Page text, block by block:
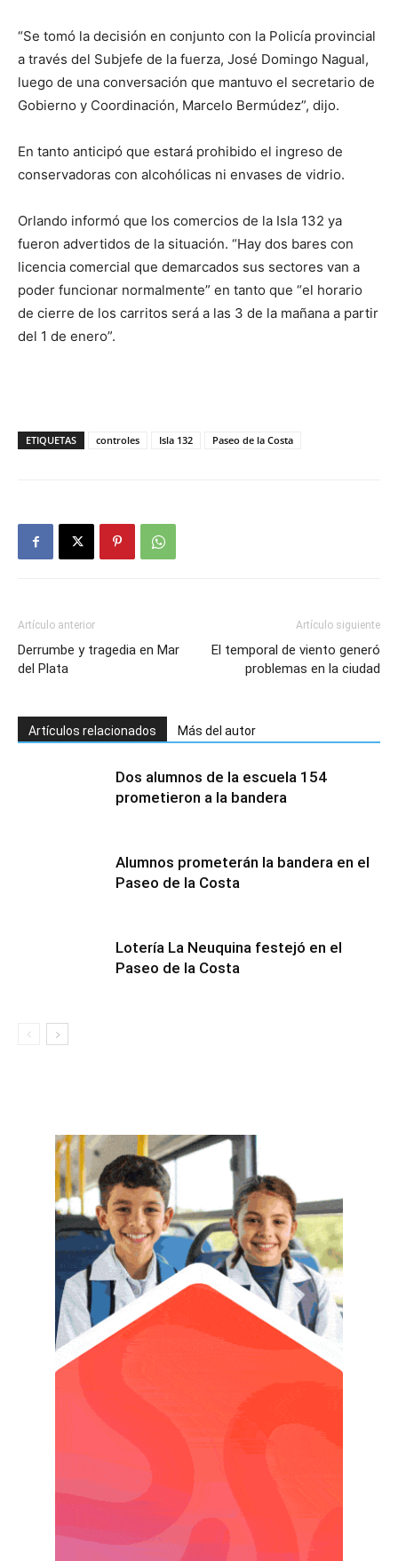
“Se tomó la decisión en conjunto con la Policía provincial
a través del Subjefe de la fuerza, José Domingo Nagual,
luego de una conversación que mantuvo el secretario de
Gobierno y Coordinación, Marcelo Bermúdez”, dijo.
En tanto anticipó que estará prohibido el ingreso de
conservadoras con alcohólicas ni envases de vidrio.
Orlando informó que los comercios de la Isla 132 ya
fueron advertidos de la situación. “Hay dos bares con
licencia comercial que demarcados sus sectores van a
poder funcionar normalmente” en tanto que “el horario
de cierre de los carritos será a las 3 de la mañana a partir
del 1 de enero”.
ETIQUETAS controles Isla 132 Paseo de la Costa
Artículo anterior
Derrumbe y tragedia en Mar
del Plata
Artículo siguiente
El temporal de viento generó
problemas en la ciudad
Artículos relacionados Más del autor
Dos alumnos de la escuela 154
prometieron a la bandera
Alumnos prometerán la bandera en el
Paseo de la Costa
Lotería La Neuquina festejó en el
Paseo de la Costa